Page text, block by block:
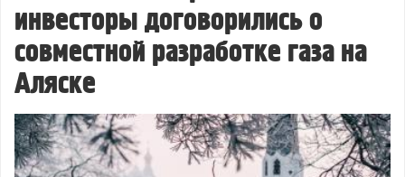
инвесторы договорились о
совместной разработке газа на
Аляске